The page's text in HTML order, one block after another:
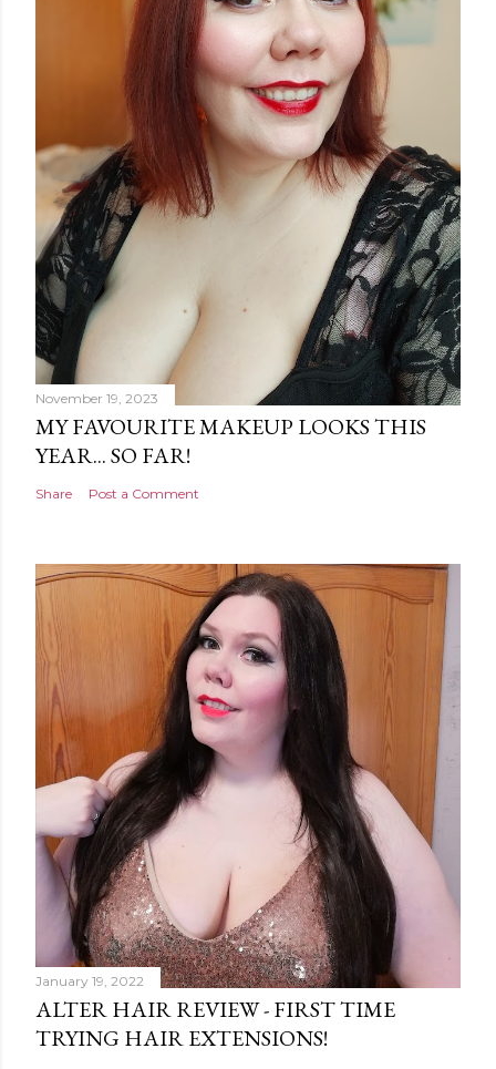
November 19, 2023
MY FAVOURITE MAKEUP LOOKS THIS
YEAR... SO FAR!
Share Post a Comment
January 19, 2022
ALTER HAIR REVIEW - FIRST TIME
TRYING HAIR EXTENSIONS!